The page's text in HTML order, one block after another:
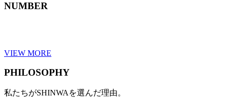
NUMBER
VIEW MORE
PHILOSOPHY
私たちがSHINWAを選んだ理由。